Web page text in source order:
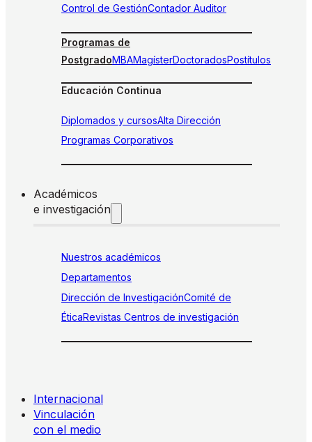
Control de GestiónContador Auditor
Programas de
PostgradoMBAMagísterDoctoradosPostítulos
Educación Continua
Diplomados y cursosAlta Dirección
Programas Corporativos
Académicos
e investigación
Nuestros académicos
Departamentos
Dirección de InvestigaciónComité de
ÉticaRevistas Centros de investigación
Internacional
Vinculación
con el medio